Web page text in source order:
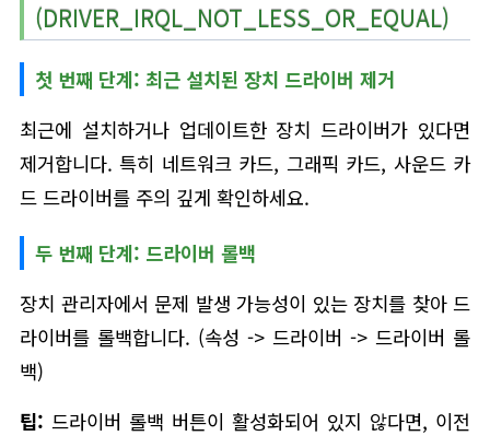
(DRIVER_IRQL_NOT_LESS_OR_EQUAL)
첫 번째 단계: 최근 설치된 장치 드라이버 제거
최근에 설치하거나 업데이트한 장치 드라이버가 있다면
제거합니다. 특히 네트워크 카드, 그래픽 카드, 사운드 카
드 드라이버를 주의 깊게 확인하세요.
두 번째 단계: 드라이버 롤백
장치 관리자에서 문제 발생 가능성이 있는 장치를 찾아 드
라이버를 롤백합니다. (속성 -> 드라이버 -> 드라이버 롤
백)
팁: 드라이버 롤백 버튼이 활성화되어 있지 않다면, 이전